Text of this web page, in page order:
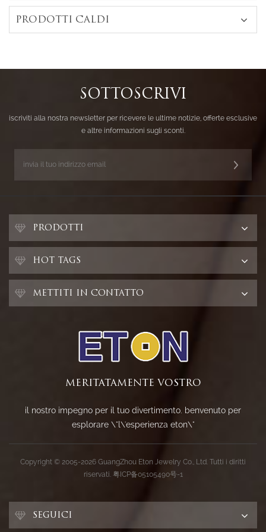
PRODOTTI CALDI
SOTTOSCRIVI
iscriviti alla nostra newsletter per ricevere le ultime notizie, offerte esclusive
e altre informazioni sugli sconti.
PRODOTTI
HOT TAGS
METTITI IN CONTATTO
MERITATAMENTE VOSTRO
il nostro impegno per il tuo divertimento. benvenuto per
esplorare \"l\'esperienza eton\"
Copyright © 2005-2026 GuangZhou Eton Jewelry Co., Ltd. Tutti i diritti
riservati. 粤ICP备05105490号-1
SEGUICI